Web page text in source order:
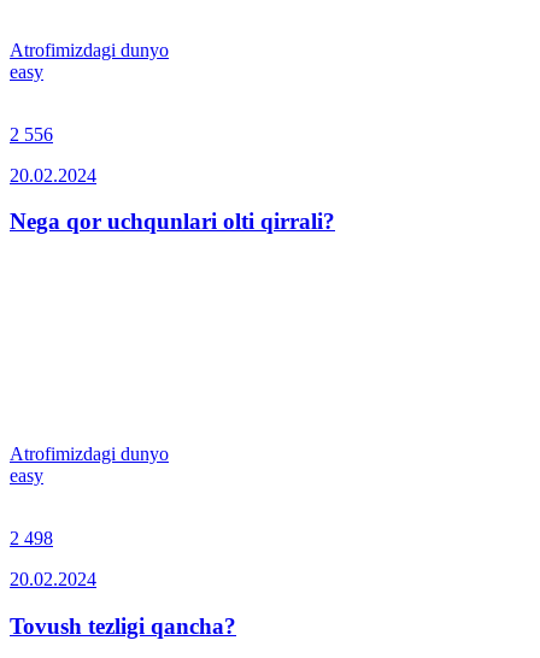
Atrofimizdagi dunyo
easy
2 556
20.02.2024
Nega qor uchqunlari olti qirrali?
Atrofimizdagi dunyo
easy
2 498
20.02.2024
Tovush tezligi qancha?